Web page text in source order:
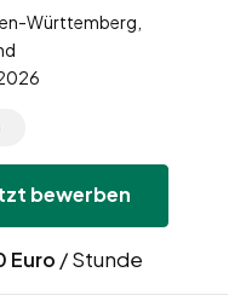
Württemberg,
bewerben
Euro / Stunde